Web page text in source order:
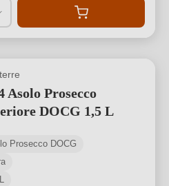
Asolo Prosecco
DOCG 1,5 L
Prosecco DOCG